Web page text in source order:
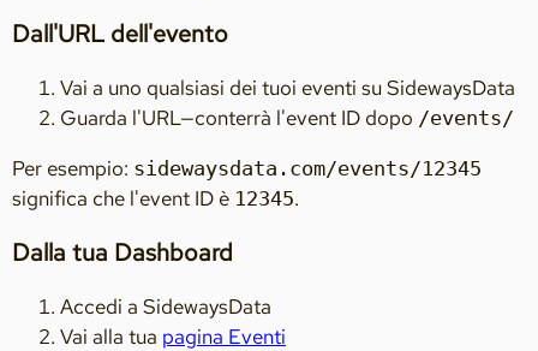
Dall'URL dell'evento
Vai a uno qualsiasi dei tuoi eventi su SidewaysData
Guarda l'URL—conterrà l'event ID dopo /events/
Per esempio: sidewaysdata.com/events/12345
significa che l'event ID è 12345.
Dalla tua Dashboard
Accedi a SidewaysData
Vai alla tua pagina Eventi